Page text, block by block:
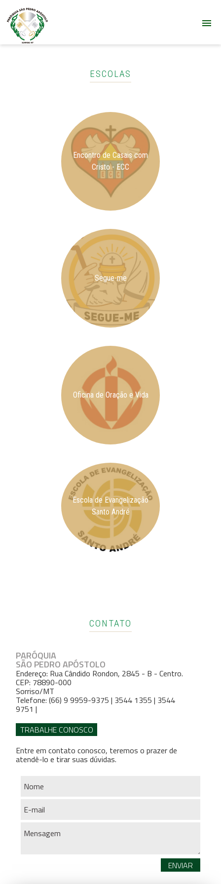
ESCOLAS
Encontro de Casais com
Cristo - ECC
Segue-me
Oficina de Oração e Vida
Escola de Evangelização
Santo André
CONTATO
PARÓQUIA
SÃO PEDRO APÓSTOLO
Endereço: Rua Cândido Rondon, 2845 - B - Centro.
CEP: 78890-000
Sorriso/MT
Telefone: (66) 9 9959-9375 | 3544 1355 | 3544
9751 |
TRABALHE CONOSCO
Entre em contato conosco, teremos o prazer de
atendê-lo e tirar suas dúvidas.